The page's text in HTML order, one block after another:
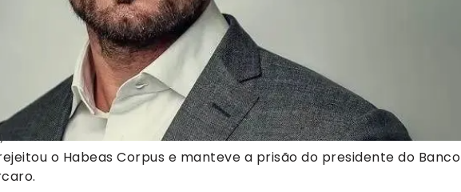
o Habeas Corpus e manteve a prisão do presidente do Banco